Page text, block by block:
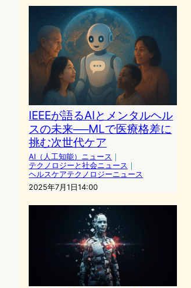
IEEEが語るAIとメンタルヘル
スの未来──MLで医療格差に
挑む次世代ケア
AI（人工知能）ニュース ｜
テクノロジーと社会ニュース ｜
ヘルスケアテクノロジーニュース
2025年7月1日14:00